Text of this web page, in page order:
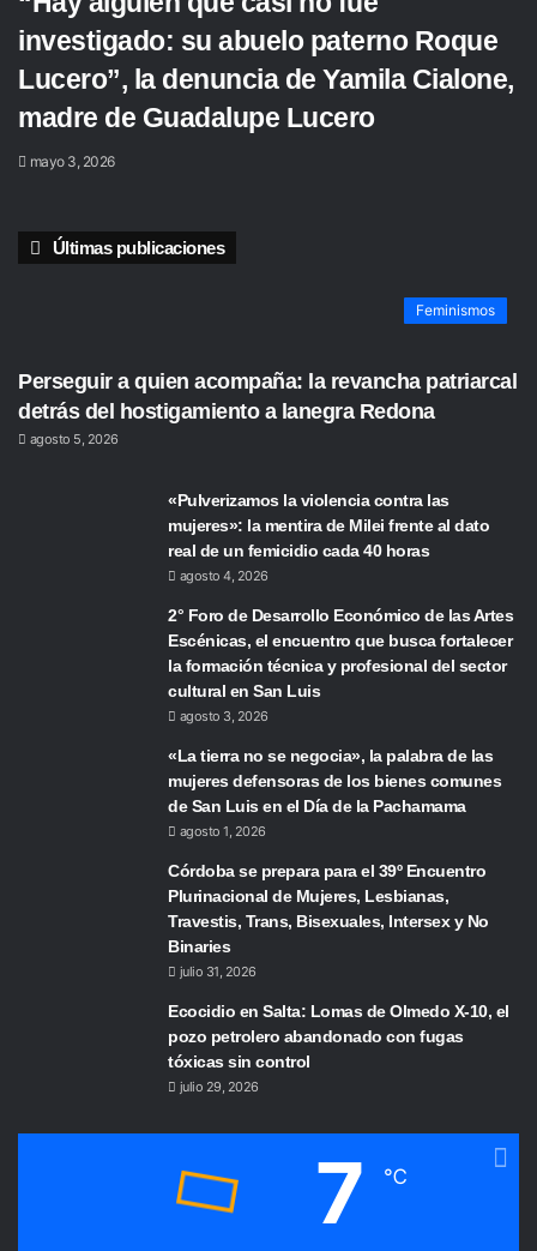
investigado: su abuelo paterno Roque
Lucero”, la denuncia de Yamila Cialone,
madre de Guadalupe Lucero
mayo 3, 2026
Últimas publicaciones
Feminismos
Perseguir a quien acompaña: la revancha patriarcal
detrás del hostigamiento a lanegra Redona
agosto 5, 2026
«Pulverizamos la violencia contra las
mujeres»: la mentira de Milei frente al dato
real de un femicidio cada 40 horas
agosto 4, 2026
2° Foro de Desarrollo Económico de las Artes
Escénicas, el encuentro que busca fortalecer
la formación técnica y profesional del sector
cultural en San Luis
agosto 3, 2026
«La tierra no se negocia», la palabra de las
mujeres defensoras de los bienes comunes
de San Luis en el Día de la Pachamama
agosto 1, 2026
Córdoba se prepara para el 39º Encuentro
Plurinacional de Mujeres, Lesbianas,
Travestis, Trans, Bisexuales, Intersex y No
Binaries
julio 31, 2026
Ecocidio en Salta: Lomas de Olmedo X-10, el
pozo petrolero abandonado con fugas
tóxicas sin control
julio 29, 2026
7 ℃